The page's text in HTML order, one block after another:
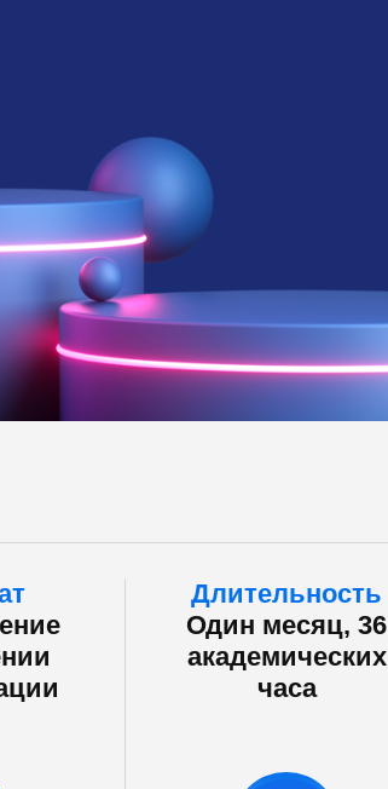
Длительность
Один месяц, 36
академических
часа